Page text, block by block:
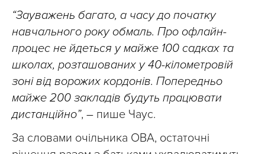
“Зауважень багато, а часу до початку
навчального року обмаль. Про офлайн-
процес не йдеться у майже 100 садках та
школах, розташованих у 40-кілометровій
зоні від ворожих кордонів. Попередньо
майже 200 закладів будуть працювати
дистанційно”, – пише Чаус.
За словами очільника ОВА, остаточні